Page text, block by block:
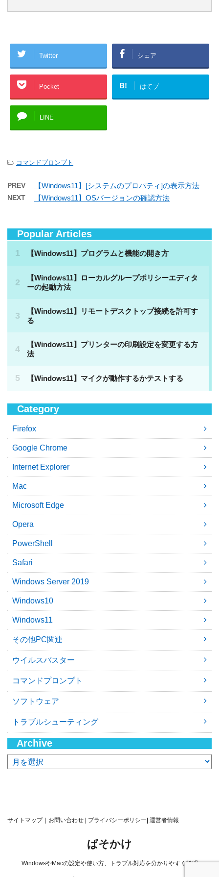
Twitter シェア
Pocket B! はてブ
LINE
-コマンドプロンプト
PREV 【Windows11】[システムのプロパティ]の表示方法
NEXT 【Windows11】OSバージョンの確認方法
Popular Articles
Category
Firefox
Google Chrome
Internet Explorer
Mac
Microsoft Edge
Opera
PowerShell
Safari
Windows Server 2019
Windows10
Windows11
その他PC関連
ウイルスバスター
コマンドプロンプト
ソフトウェア
トラブルシューティング
Archive
ア
ー
サイトマップ｜ お問い合わせ プライバシーポリシー 運営者情報
ぱそかけ
WindowsやMacの設定や使い方、トラブル対応を分かりやすく説明